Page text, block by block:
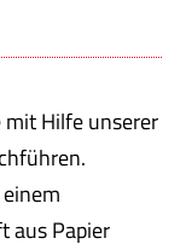
Hilfe unserer
aus Papier